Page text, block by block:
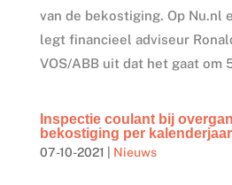
van de bekostiging. Op Nu.nl
legt financieel adviseur
VOS/ABB uit dat het gaat om
Inspectie coulant bij
bekostiging per
07-10-2021 Nieuws